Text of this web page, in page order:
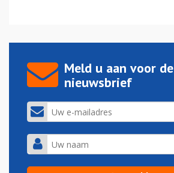
Meld u aan voor de
nieuwsbrief